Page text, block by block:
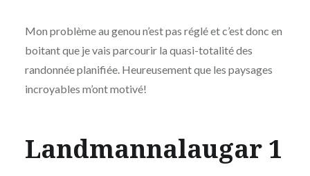
Mon problème au genou n’est pas réglé et c’est donc en
boitant que je vais parcourir la quasi-totalité des
randonnée planifiée. Heureusement que les paysages
incroyables m’ont motivé!
Landmannalaugar 1